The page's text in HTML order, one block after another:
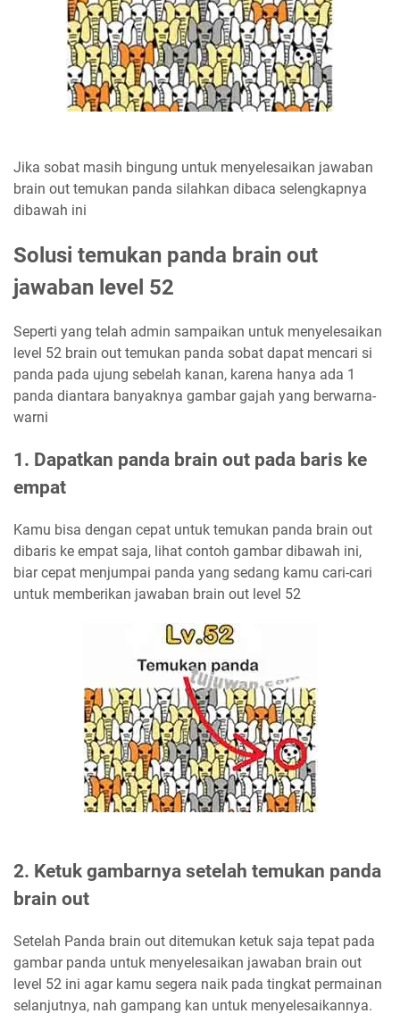
Jika sobat masih bingung untuk menyelesaikan jawaban
brain out temukan panda silahkan dibaca selengkapnya
dibawah ini
Solusi temukan panda brain out
jawaban level 52
Seperti yang telah admin sampaikan untuk menyelesaikan
level 52 brain out temukan panda sobat dapat mencari si
panda pada ujung sebelah kanan, karena hanya ada 1
panda diantara banyaknya gambar gajah yang berwarna-
warni
1. Dapatkan panda brain out pada baris ke
empat
Kamu bisa dengan cepat untuk temukan panda brain out
dibaris ke empat saja, lihat contoh gambar dibawah ini,
biar cepat menjumpai panda yang sedang kamu cari-cari
untuk memberikan jawaban brain out level 52
2. Ketuk gambarnya setelah temukan panda
brain out
Setelah Panda brain out ditemukan ketuk saja tepat pada
gambar panda untuk menyelesaikan jawaban brain out
level 52 ini agar kamu segera naik pada tingkat permainan
selanjutnya, nah gampang kan untuk menyelesaikannya.